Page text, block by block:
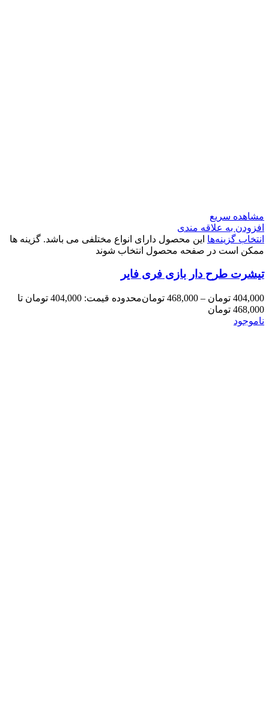
مشاهده سریع
افزودن به علاقه مندی
انتخاب گزینه‌ها این محصول دارای انواع مختلفی می باشد. گزینه ها
ممکن است در صفحه محصول انتخاب شوند
تیشرت طرح دار بازی فری فایر
404,000 تومان –
468,000 تومان
محدوده قیمت: 404,000 تومان تا
468,000 تومان
ناموجود